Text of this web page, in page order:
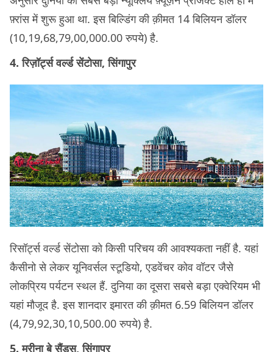
फ़्रांस में शुरू हुआ था. इस बिल्डिंग की क़ीमत 14 बिलियन डॉलर
(10,19,68,79,00,000.00 रुपये) है.
4. रिज़ॉर्ट्स वर्ल्ड सेंटोसा, सिंगापुर
रिसॉर्ट्स वर्ल्ड सेंटोसा को किसी परिचय की आवश्यकता नहीं है. यहां
कैसीनो से लेकर यूनिवर्सल स्टूडियो, एडवेंचर कोव वॉटर जैसे
लोकप्रिय पर्यटन स्थल हैं. दुनिया का दूसरा सबसे बड़ा एक्वेरियम भी
यहां मौजूद है. इस शानदार इमारत की क़ीमत 6.59 बिलियन डॉलर
(4,79,92,30,10,500.00 रुपये) है.
5. मरीना बे सैंड्स, सिंगापुर